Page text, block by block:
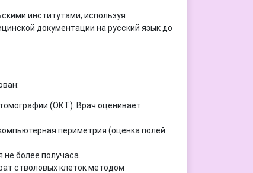
институтами, используя
документации на русский язык до
(ОКТ). Врач оценивает
периметрия (оценка полей
более получаса.
стволовых клеток методом